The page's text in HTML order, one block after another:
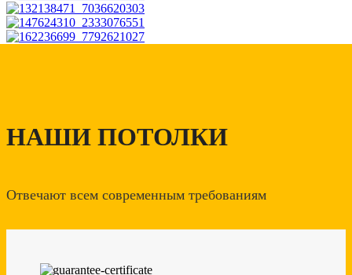
НАШИ ПОТОЛКИ
Отвечают всем современным требованиям